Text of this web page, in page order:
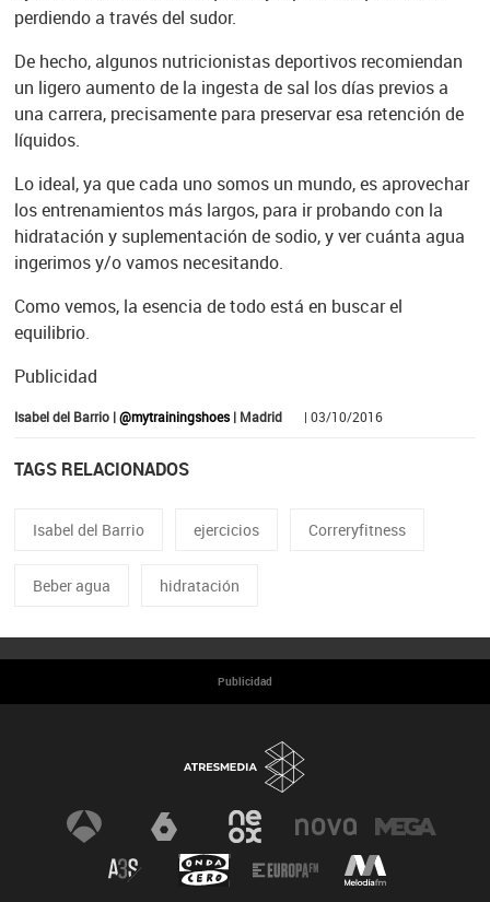
perdiendo a través del sudor.
De hecho, algunos nutricionistas deportivos recomiendan
un ligero aumento de la ingesta de sal los días previos a
una carrera, precisamente para preservar esa retención de
líquidos.
Lo ideal, ya que cada uno somos un mundo, es aprovechar
los entrenamientos más largos, para ir probando con la
hidratación y suplementación de sodio, y ver cuánta agua
ingerimos y/o vamos necesitando.
Como vemos, la esencia de todo está en buscar el
equilibrio.
Publicidad
Isabel del Barrio |@mytrainingshoes| Madrid | 03/10/2016
TAGS RELACIONADOS
Isabel del Barrio ejercicios Correryfitness
Beber agua hidratación
Publicidad